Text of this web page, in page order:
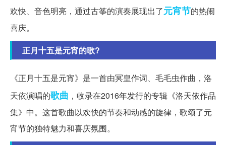
欢快、音色明亮，通过古筝的演奏展现出了元宵节的热闹
喜庆。
正月十五是元宵的歌?
《正月十五是元宵》是一首由冥皇作词、毛毛虫作曲，洛
天依演唱的歌曲 ，收录在2016年发行的专辑《洛天依作品
集》中。这首歌曲以欢快的节奏和动感的旋律，歌颂了元
宵节的独特魅力和喜庆氛围。